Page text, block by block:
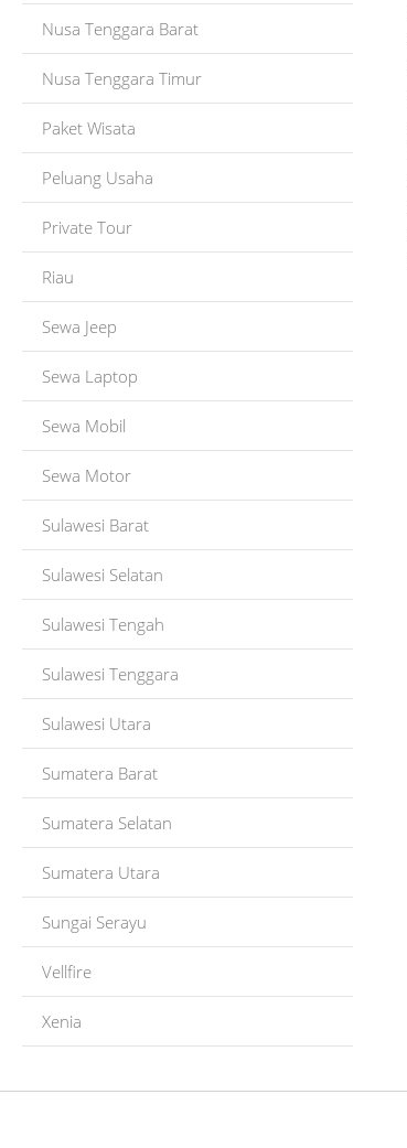
Nusa Tenggara Barat
Nusa Tenggara Timur
Paket Wisata
Peluang Usaha
Private Tour
Riau
Sewa Jeep
Sewa Laptop
Sewa Mobil
Sewa Motor
Sulawesi Barat
Sulawesi Selatan
Sulawesi Tengah
Sulawesi Tenggara
Sulawesi Utara
Sumatera Barat
Sumatera Selatan
Sumatera Utara
Sungai Serayu
Vellfire
Xenia